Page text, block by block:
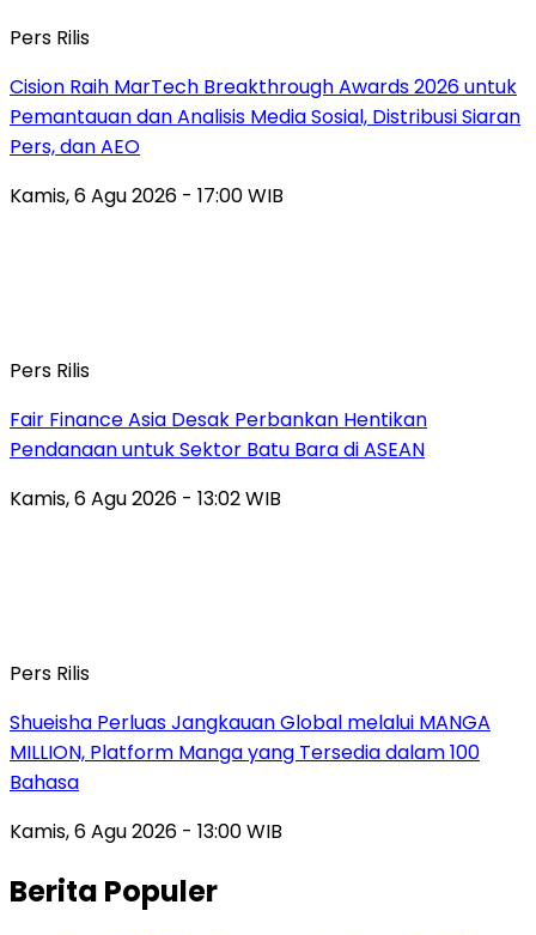
Pers Rilis
Cision Raih MarTech Breakthrough Awards 2026 untuk
Pemantauan dan Analisis Media Sosial, Distribusi Siaran
Pers, dan AEO
Kamis, 6 Agu 2026 - 17:00 WIB
Pers Rilis
Fair Finance Asia Desak Perbankan Hentikan
Pendanaan untuk Sektor Batu Bara di ASEAN
Kamis, 6 Agu 2026 - 13:02 WIB
Pers Rilis
Shueisha Perluas Jangkauan Global melalui MANGA
MILLION, Platform Manga yang Tersedia dalam 100
Bahasa
Kamis, 6 Agu 2026 - 13:00 WIB
Berita Populer